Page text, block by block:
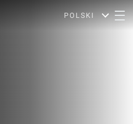
POLSKI